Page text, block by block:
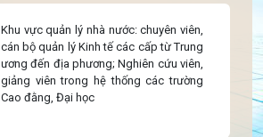
Khu vực quản lý nhà nước: chuyên viên,
cán bộ quản lý Kinh tế các cấp từ Trung
ương đến địa phương; Nghiên cứu viên,
giảng viên trong hệ thống các trường
Cao đằng, Đại học